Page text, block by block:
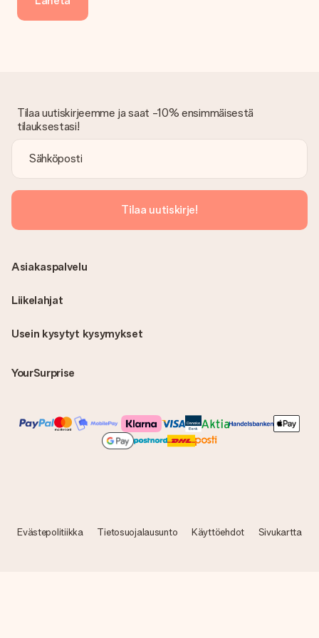
Tilaa uutiskirjeemme ja saat -10% ensimmäisestä
tilauksestasi!
Tilaa uutiskirje!
Usein kysytyt kysymykset
YourSurprise
Asiakaspalvelu
Liikelahjat
Evästepolitiikka Tietosuojalausunto Käyttöehdot Sivukartta